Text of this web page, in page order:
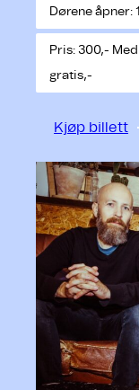
Dørene åpner:
Pris: 300,-
gratis,-
Kjøp billett